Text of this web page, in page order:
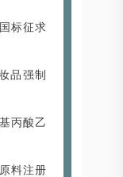
标征求
品强制
丙酸乙
料注册